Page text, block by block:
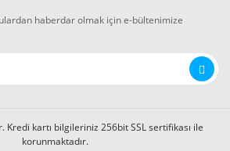
haberdar olmak için e-bültenimize
Kredi kartı bilgileriniz 256bit SSL sertifikası ile
korunmaktadır.